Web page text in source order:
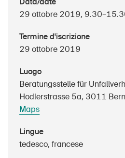
Sinus Plus
Campagne
Ordinare & scaricare materiali
Prodotti sicuri
29 ottobre 2019,
Termine d'iscrizione
29 ottobre 2019
Luogo
Beratungsstelle für
Hodlerstrasse 5a, 3011 Bern
Maps
Lingue
tedesco, francese